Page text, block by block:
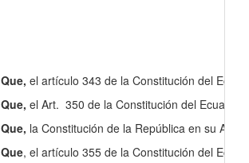
Que, el artículo 343 de la Constitución del
Que, el Art. 350 de la Constitución del Ecuador
Que, la Constitución de la República en su Art.
Que, el artículo 355 de la Constitución del